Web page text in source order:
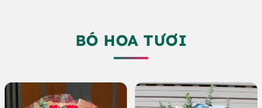
BÓ HOA TƯƠI